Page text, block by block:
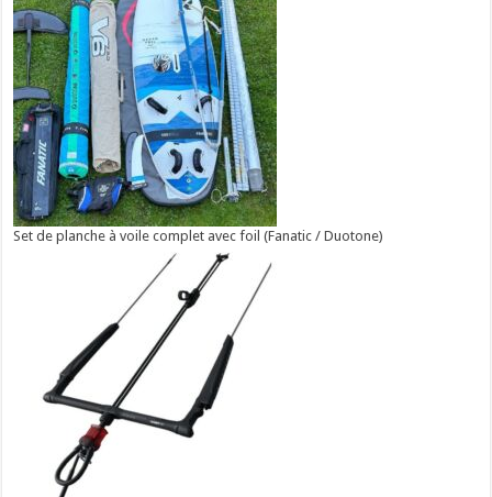
Set de planche à voile complet avec foil (Fanatic / Duotone)